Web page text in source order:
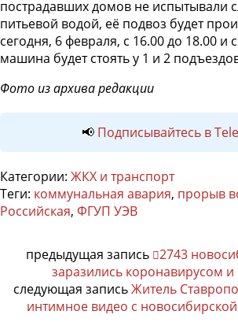
пострадавших домов не испытывали
питьевой водой, её подвоз будет
сегодня, 6 февраля, с 16.00 до 18.00 и
машина будет стоять у 1 и 2
Фото из архива редакции
📢 Подписывайтесь в
Категории: ЖКХ и транспорт
Теги: коммунальная авария, прорыв
Российская, ФГУП УЭВ
предыдущая запись 2743
заразились коронавирусом
следующая записьЖитель
интимное видео с